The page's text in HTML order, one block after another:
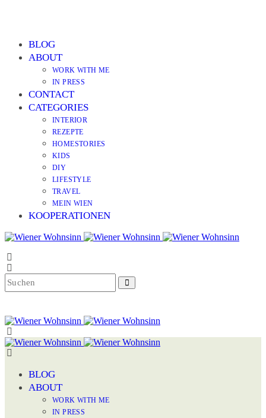
BLOG
ABOUT
WORK WITH ME
IN PRESS
CONTACT
CATEGORIES
INTERIOR
REZEPTE
HOMESTORIES
KIDS
DIY
LIFESTYLE
TRAVEL
MEIN WIEN
KOOPERATIONEN
BLOG
ABOUT
WORK WITH ME
IN PRESS